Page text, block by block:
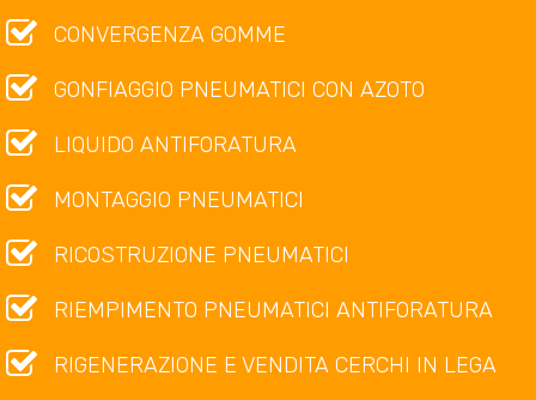
CONVERGENZA GOMME
GONFIAGGIO PNEUMATICI CON AZOTO
LIQUIDO ANTIFORATURA
MONTAGGIO PNEUMATICI
RICOSTRUZIONE PNEUMATICI
RIEMPIMENTO PNEUMATICI ANTIFORATURA
RIGENERAZIONE E VENDITA CERCHI IN LEGA